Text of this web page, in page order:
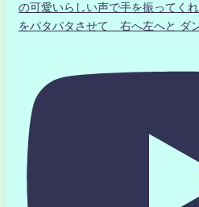
の可愛いらしい声で手を振ってく
をパタパタさせて 右へ左へと ダ